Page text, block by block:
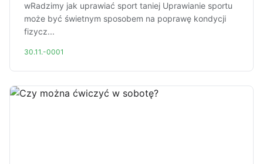
wRadzimy jak uprawiać sport taniej Uprawianie sportu
może być świetnym sposobem na poprawę kondycji
fizycz...
30.11.-0001